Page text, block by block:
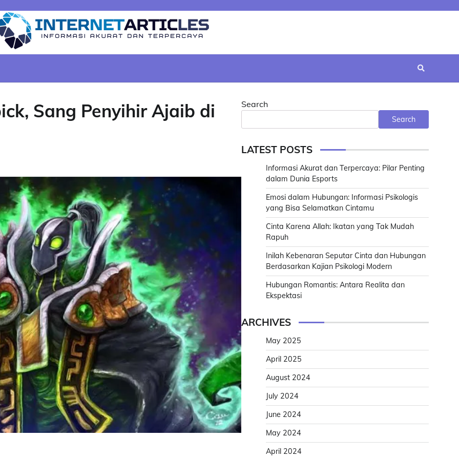
Sang Penyihir Ajaib di
Search
Search
LATEST POSTS
Informasi Akurat dan Terpercaya: Pilar Penting
dalam Dunia Esports
Emosi dalam Hubungan: Informasi Psikologis
yang Bisa Selamatkan Cintamu
Cinta Karena Allah: Ikatan yang Tak Mudah
Rapuh
Inilah Kebenaran Seputar Cinta dan Hubungan
Berdasarkan Kajian Psikologi Modern
Hubungan Romantis: Antara Realita dan
Ekspektasi
ARCHIVES
May 2025
April 2025
August 2024
July 2024
June 2024
May 2024
April 2024